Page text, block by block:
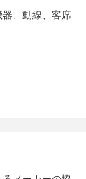
、動線、客席